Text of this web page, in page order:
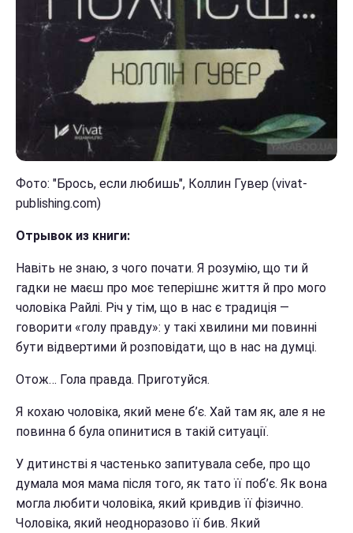
Фото: "Брось, если любишь", Коллин Гувер (vivat-
publishing.com)
Отрывок из книги:
Навіть не знаю, з чого почати. Я розумію, що ти й
гадки не маєш про моє теперішнє життя й про мого
чоловіка Райлі. Річ у тім, що в нас є традиція —
говорити «голу правду»: у такі хвилини ми повинні
бути відвертими й розповідати, що в нас на думці.
Отож… Гола правда. Приготуйся.
Я кохаю чоловіка, який мене б’є. Хай там як, але я не
по­винна б була опинитися в такій ситуації.
У дитинстві я частенько запитувала себе, про що
думала моя мама після того, як тато її поб’є. Як вона
могла любити чоловіка, який кривдив її фізично.
Чоловіка, який неодноразо­во її бив. Який